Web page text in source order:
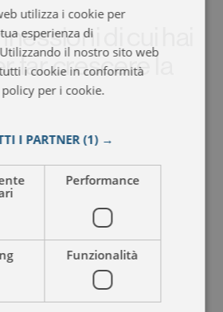
di cui hai
far crescere la
SPANISH
utilizza i cookie per
esperienza di
il nostro sito web
i cookie in conformità
per i cookie.
I PARTNER (1) →
Performance
Funzionalità